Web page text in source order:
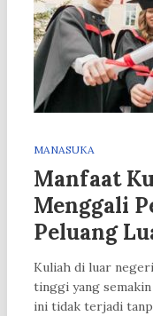
MANASUKA
Manfaat
Menggali
Peluang
Kuliah di luar
tinggi yang
ini tidak terjadi